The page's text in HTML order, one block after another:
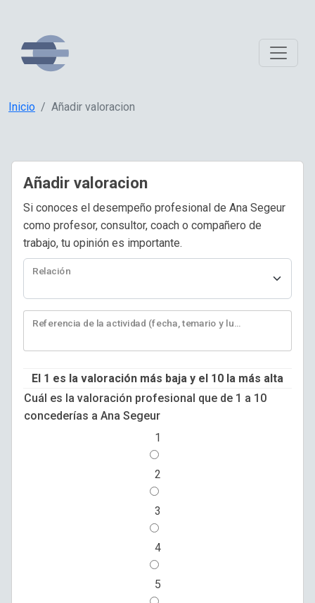
Inicio Añadir valoracion
Añadir valoracion
Si conoces el desempeño profesional de Ana Segeur
como profesor, consultor, coach o compañero de
trabajo, tu opinión es importante.
Relación
El 1 es la valoración más baja y el 10 la más alta
Cuál es la valoración profesional que de 1 a 10
concederías a Ana Segeur
1
2
3
4
5